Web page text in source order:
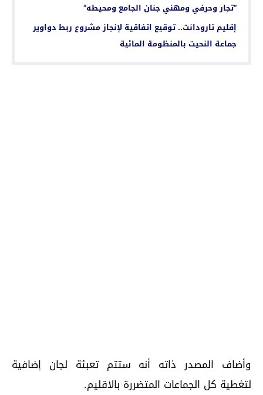
“تجار وحرفي ومهني جنان الجامع ومحيطه”
إقليم تارودانت.. توقيع اتفاقية لإنجاز مشروع ربط دواوير
جماعة النحيت بالمنظومة المائية
وأضاف المصدر ذاته أنه ستتم تعبئة لجان إضافية
لتغطية كل الجماعات المتضررة بالاقليم.